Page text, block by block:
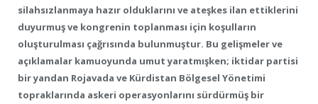
silahsızlanmaya hazır olduklarını ve ateşkes ilan ettiklerini
duyurmuş ve kongrenin toplanması için koşulların
oluşturulması çağrısında bulunmuştur. Bu gelişmeler ve
açıklamalar kamuoyunda umut yaratmışken; iktidar partisi
bir yandan Rojavada ve Kürdistan Bölgesel Yönetimi
topraklarında askeri operasyonlarını sürdürmüş bir